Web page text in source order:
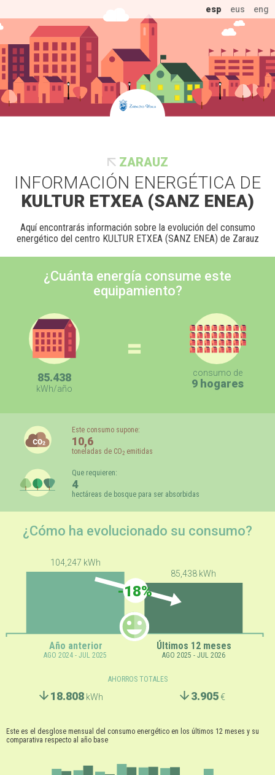
esp eus eng
ZARAUZ
INFORMACIÓN ENERGÉTICA DE
KULTUR ETXEA (SANZ ENEA)
Aquí encontrarás información sobre la evolución del consumo
energético del centro KULTUR ETXEA (SANZ ENEA) de Zarauz
¿Cuánta energía consume este
equipamiento?
85.438
kWh/año
consumo de
9 hogares
Este consumo supone:
10,6
toneladas de CO2emitidas
Que requieren:
4
hectáreas de bosque para ser absorbidas
¿Cómo ha evolucionado su consumo?
Año anterior Últimos 12 meses
AGO 2024 - JUL 2025 AGO 2025 - JUL 2026
104,247 kWh
85,438 kWh
-18%
AHORROS TOTALES
18.808kWh 3.905€
Este es el desglose mensual del consumo energético en los últimos 12 meses y su
comparativa respecto al año base